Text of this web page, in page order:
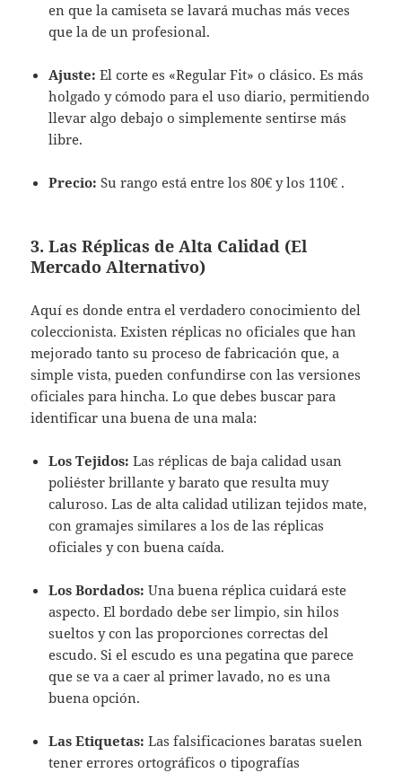
en que la camiseta se lavará muchas más veces
que la de un profesional.
Ajuste: El corte es «Regular Fit» o clásico. Es más
holgado y cómodo para el uso diario, permitiendo
llevar algo debajo o simplemente sentirse más
libre.
Precio: Su rango está entre los 80€ y los 110€ .
3. Las Réplicas de Alta Calidad (El
Mercado Alternativo)
Aquí es donde entra el verdadero conocimiento del
coleccionista. Existen réplicas no oficiales que han
mejorado tanto su proceso de fabricación que, a
simple vista, pueden confundirse con las versiones
oficiales para hincha. Lo que debes buscar para
identificar una buena de una mala:
Los Tejidos: Las réplicas de baja calidad usan
poliéster brillante y barato que resulta muy
caluroso. Las de alta calidad utilizan tejidos mate,
con gramajes similares a los de las réplicas
oficiales y con buena caída.
Los Bordados: Una buena réplica cuidará este
aspecto. El bordado debe ser limpio, sin hilos
sueltos y con las proporciones correctas del
escudo. Si el escudo es una pegatina que parece
que se va a caer al primer lavado, no es una
buena opción.
Las Etiquetas: Las falsificaciones baratas suelen
tener errores ortográficos o tipografías